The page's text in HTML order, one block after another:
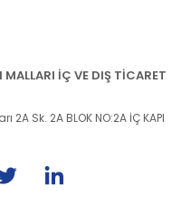
İÇ VE DIŞ TİCARET
Sk. 2A BLOK NO:2A İÇ KAPI